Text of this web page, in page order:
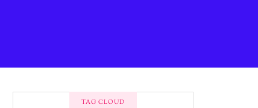
TAG CLOUD